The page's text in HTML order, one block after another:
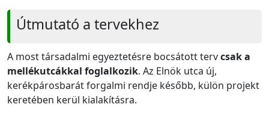
Útmutató a tervekhez
A most társadalmi egyeztetésre bocsátott tervcsak a
mellékutcákkal foglalkozik. Az Elnök utca új,
kerékpárosbarát forgalmi rendje később, külön projekt
keretében kerül kialakításra.